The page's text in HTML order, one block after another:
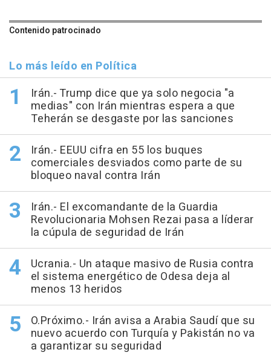
Contenido patrocinado
Lo más leído en Política
Irán.- Trump dice que ya solo negocia "a
medias" con Irán mientras espera a que
Teherán se desgaste por las sanciones
Irán.- EEUU cifra en 55 los buques
comerciales desviados como parte de su
bloqueo naval contra Irán
Irán.- El excomandante de la Guardia
Revolucionaria Mohsen Rezai pasa a líderar
la cúpula de seguridad de Irán
Ucrania.- Un ataque masivo de Rusia contra
el sistema energético de Odesa deja al
menos 13 heridos
O.Próximo.- Irán avisa a Arabia Saudí que su
nuevo acuerdo con Turquía y Pakistán no va
a garantizar su seguridad